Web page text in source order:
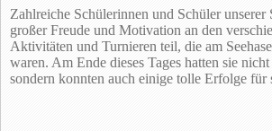
Zahlreiche Schülerinnen und Schüler unserer
großer Freude und Motivation an den
Aktivitäten und Turnieren teil, die am
waren. Am Ende dieses Tages hatten sie
sondern konnten auch einige tolle Erfolge für